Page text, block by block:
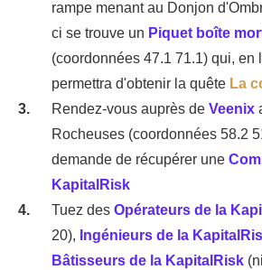
rampe menant au Donjon
ci se trouve un Piquet boîte
(coordonnées 47.1 71.1) qui, en
permettra d'obtenir la quête La
Rendez-vous auprès de Veenix
Rocheuses (coordonnées 58.2
demande de récupérer une
KapitalRisk
Tuez des Opérateurs de la
20), Ingénieurs de la
Bâtisseurs de la KapitalRisk